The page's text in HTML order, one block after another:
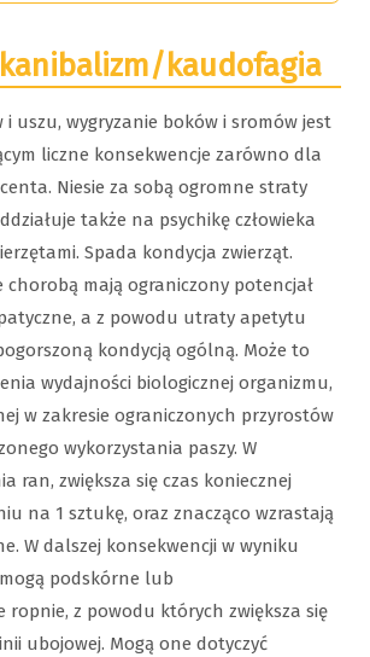
kaudofagia
i uszu, wygryzanie boków i sromów jest
liczne konsekwencje zarówno dla
Niesie za sobą ogromne straty
także na psychikę człowieka
Spada kondycja zwierząt.
mają ograniczony potencjał
a z powodu utraty apetytu
kondycją ogólną. Może to
wydajności biologicznej organizmu,
w zakresie ograniczonych przyrostów
wykorzystania paszy. W
ran, zwiększa się czas koniecznej
na 1 sztukę, oraz znacząco wzrastają
W dalszej konsekwencji w wyniku
podskórne lub
ropnie, z powodu których zwiększa się
ubojowej. Mogą one dotyczyć